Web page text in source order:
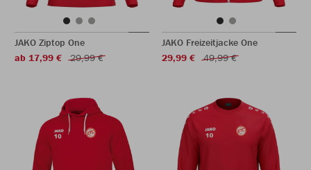
JAKO Ziptop One
ab 17,99 €
29,99 €
JAKO Freizeitjacke One
29,99 €
49,99 €